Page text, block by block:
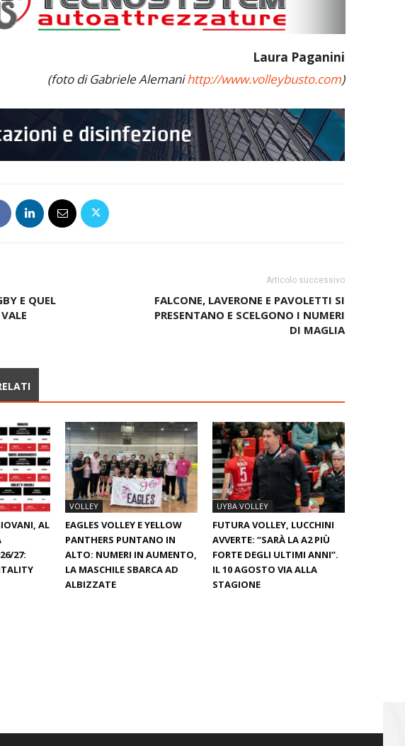
Laura Paganini
(foto di Gabriele Alemanihttp://www.volleybusto.com)
E QUEL
Articolo successivo
FALCONE, LAVERONE E PAVOLETTI SI
PRESENTANO E SCELGONO I NUMERI
DI MAGLIA
AL
27:
VOLLEY
EAGLES VOLLEY E YELLOW
PANTHERS PUNTANO IN
ALTO: NUMERI IN AUMENTO,
LA MASCHILE SBARCA AD
ALBIZZATE
UYBA VOLLEY
FUTURA VOLLEY, LUCCHINI
AVVERTE: “SARÀ LA A2 PIÙ
FORTE DEGLI ULTIMI ANNI”.
IL 10 AGOSTO VIA ALLA
STAGIONE